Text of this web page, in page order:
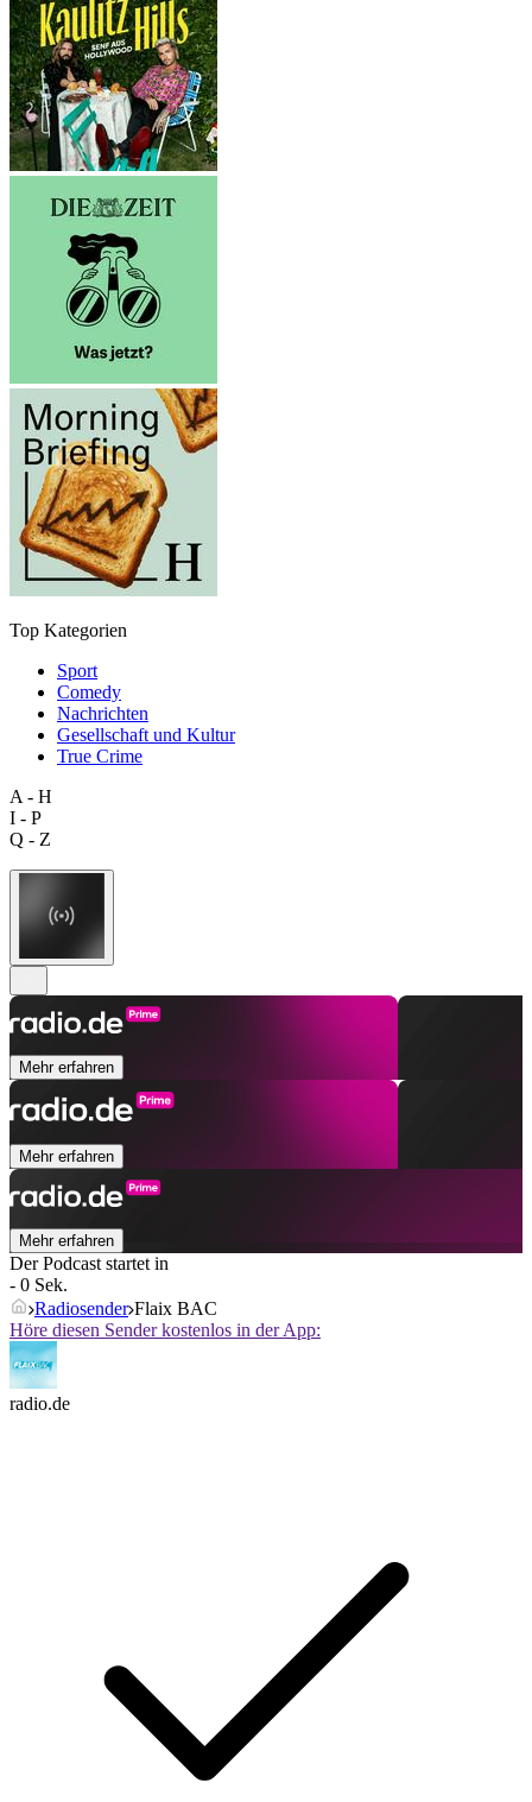
Top Kategorien
Sport
Comedy
Nachrichten
Gesellschaft und Kultur
True Crime
A - H
I - P
Q - Z
Mehr erfahren
Mehr erfahren
Mehr erfahren
Der Podcast startet in
- 0 Sek.
Radiosender Flaix BAC
Höre diesen Sender kostenlos in der App:
radio.de